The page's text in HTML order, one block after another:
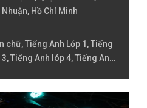
Hồ Chí Minh
chữ, Tiếng Anh Lớp 1, Tiếng
Tiếng Anh lóp 4, Tiếng Anh
6, Văn lớp 7, Văn lớp 8, Văn